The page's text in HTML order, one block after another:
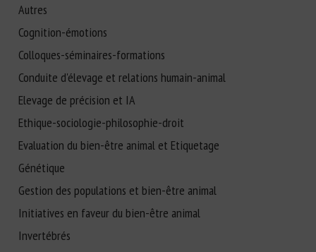
Autres
Cognition-émotions
Colloques-séminaires-formations
Conduite d'élevage et relations humain-animal
Elevage de précision et IA
Ethique-sociologie-philosophie-droit
Evaluation du bien-être animal et Etiquetage
Génétique
Gestion des populations et bien-être animal
Initiatives en faveur du bien-être animal
Invertébrés